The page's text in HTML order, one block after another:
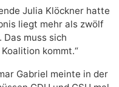
Julia Klöckner hatte
liegt mehr als zwölf
Das muss sich
kommt.“
Gabriel meinte in der